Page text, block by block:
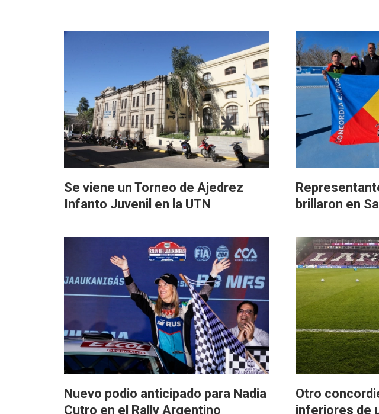
Se viene un Torneo de Ajedrez
Infanto Juvenil en la UTN
brillaron en
Nuevo podio anticipado para Nadia
Cutro en el Rally Argentino
Otro
inferiores de